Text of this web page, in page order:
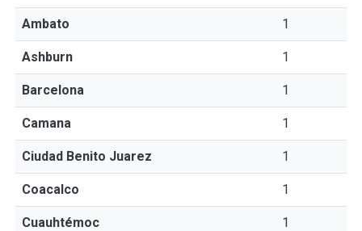
Ambato 1
Ashburn 1
Barcelona 1
Camana 1
Ciudad Benito Juarez 1
Coacalco 1
Cuauhtémoc 1